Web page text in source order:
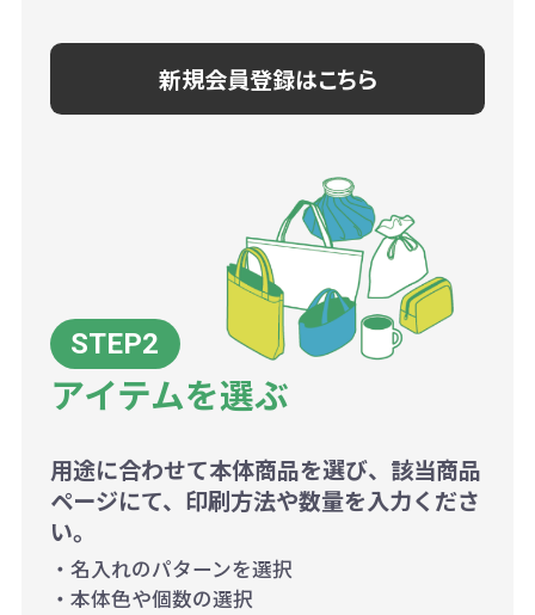
新規会員登録はこちら
アイテムを選ぶ
用途に合わせて本体商品を選び、該当商品
ページにて、印刷方法や数量を入力くださ
い。
・名入れのパターンを選択
・本体色や個数の選択